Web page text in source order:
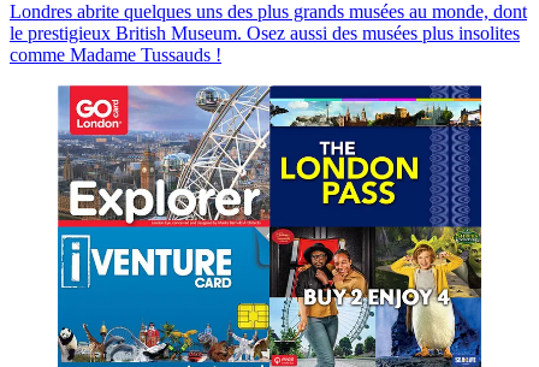
Londres abrite quelques uns des plus grands musées au monde, dont
le prestigieux British Museum. Osez aussi des musées plus insolites
comme Madame Tussauds !